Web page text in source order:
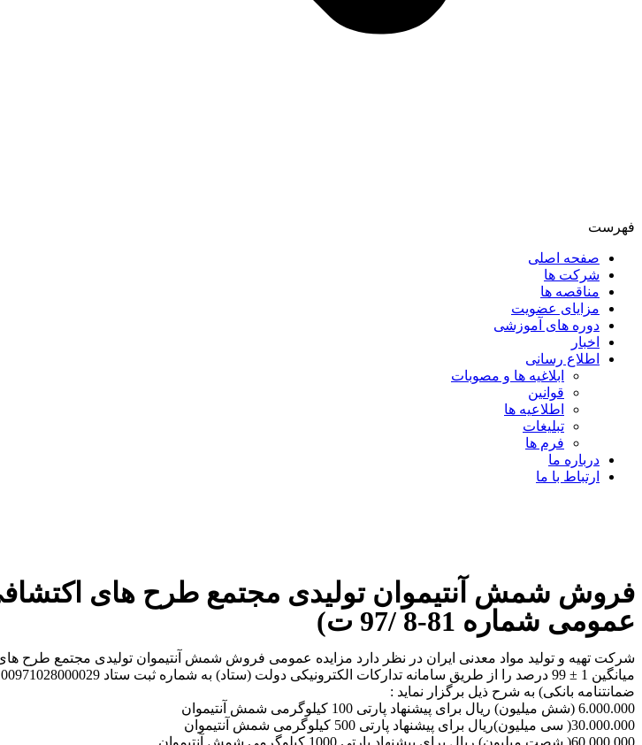
فهرست
صفحه اصلی
شرکت ها
مناقصه ها
مزایای عضویت
دوره های آموزشی
اخبار
اطلاع رسانی
ابلاغیه ها و مصوبات
قوانین
اطلاعیه ها
تبلیغات
فرم ها
درباره ما
ارتباط با ما
فروش شمش آنتیموان تولیدی مجتمع طرح های
عمومی شماره 81-8 /97 ت)
ضمانتنامه بانکی) به شرح ذیل برگزار نماید :
6.000.000 (شش میلیون) ریال برای پیشنهاد پارتی 100 کیلوگرمی شمش آنتیموان
30.000.000( سی میلیون)ریال برای پیشنهاد پارتی 500 کیلوگرمی شمش آنتیموان
60.000.000( شصت میلیون) ریال برای پیشنهاد پارتی 1000 کیلوگرمی شمش آنتیموان